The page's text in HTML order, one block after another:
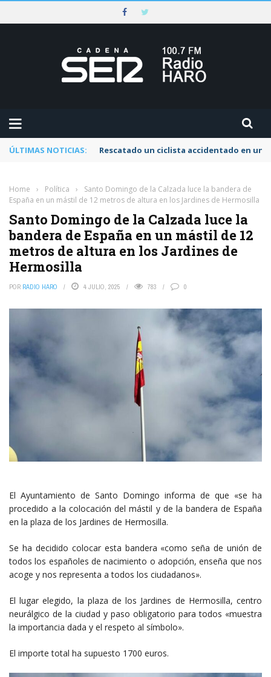
ÚLTIMAS NOTICIAS: Rescatado un ciclista accidentado en un
Home › Política ›
Santo Domingo de la Calzada luce la bandera de
España en un mástil de 12 metros de altura en los Jardines de Hermosilla
Santo Domingo de la Calzada luce la
bandera de España en un mástil de 12
metros de altura en los Jardines de
Hermosilla
POR RADIO HARO 4 JULIO, 2025 783 0
El Ayuntamiento de Santo Domingo informa de que «se ha
procedido a la colocación del mástil y de la bandera de España
en la plaza de los Jardines de Hermosilla.
Se ha decidido colocar esta bandera «como seña de unión de
todos los españoles de nacimiento o adopción, enseña que nos
acoge y nos representa a todos los ciudadanos».
El lugar elegido, la plaza de los Jardines de Hermosilla, centro
neurálgico de la ciudad y paso obligatorio para todos «muestra
la importancia dada y el respeto al símbolo».
El importe total ha supuesto 1700 euros.